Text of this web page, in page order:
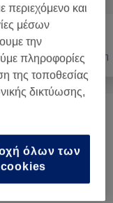
Αποτρίχωση
από € 9
περιεχόμενο και
μέσων
την
πληροφορίες
της τοποθεσίας
δικτύωσης,
όλων των
cookies